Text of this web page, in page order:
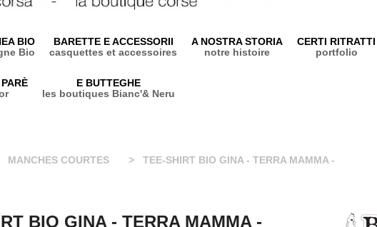
BIO
Bio
BARETTE E ACCESSORII
casquettes et accessoires
A NOSTRA STORIA
notre histoire
CERTI RITRATTI
portfolio
E BUTTEGHE
les boutiques Bianc'& Neru
MANCHES COURTES TEE-SHIRT BIO GINA - TERRA MAMMA -
BIO GINA - TERRA MAMMA -